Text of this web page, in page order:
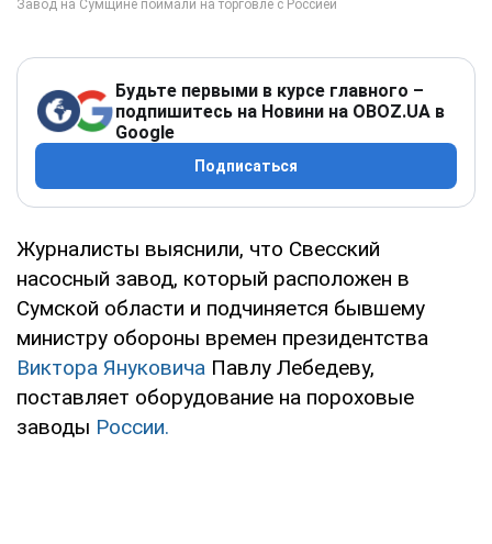
Будьте первыми в курсе главного –
подпишитесь на Новини на OBOZ.UA в
Google
Подписаться
Журналисты выяснили, что Свесский
насосный завод, который расположен в
Сумской области и подчиняется бывшему
министру обороны времен президентства
Виктора Януковича Павлу Лебедеву,
поставляет оборудование на пороховые
заводы России.